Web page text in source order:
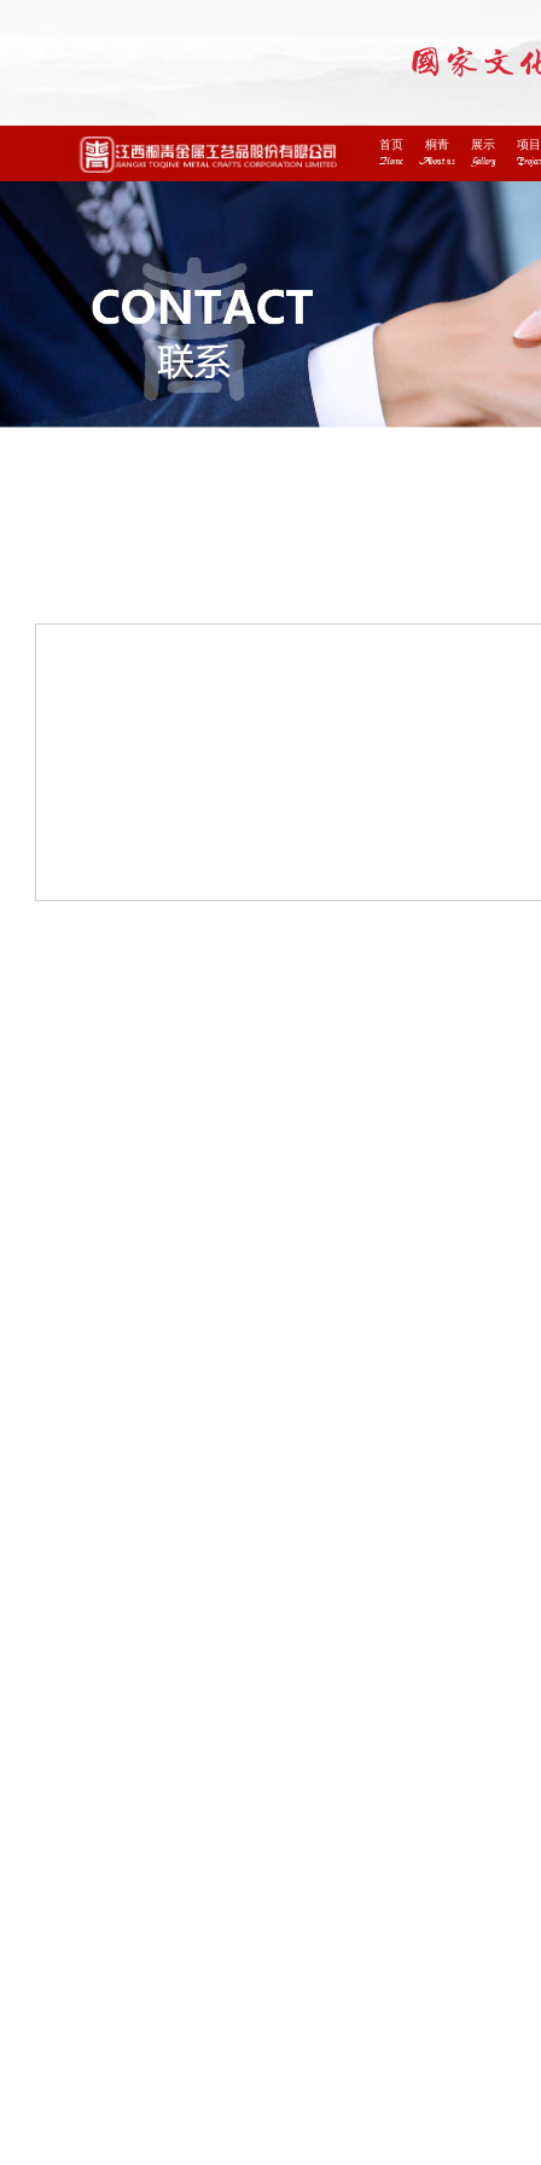
首页
Home
桐青
About us
展示
Gallery
项目
Project